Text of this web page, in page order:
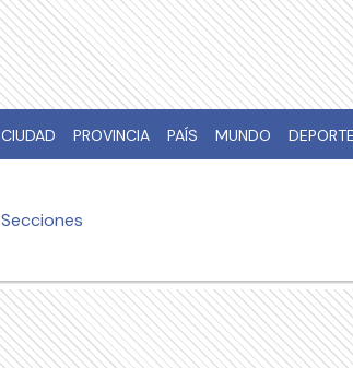
CIUDAD PROVINCIA PAÍS MUNDO
Secciones